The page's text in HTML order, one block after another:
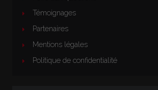
Témoignages
Partenaires
Mentions légales
Politique de confidentialité